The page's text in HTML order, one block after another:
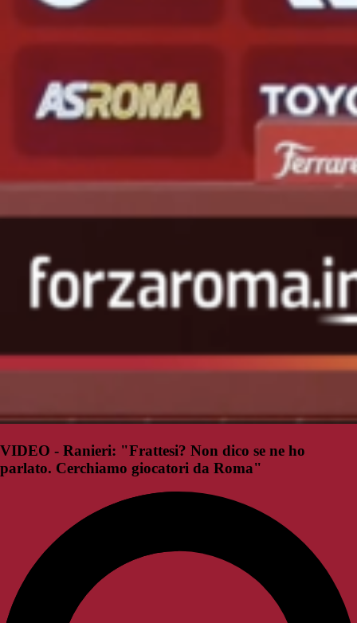
VIDEO - Ranieri: "Frattesi? Non dico se ne ho
parlato. Cerchiamo giocatori da Roma"